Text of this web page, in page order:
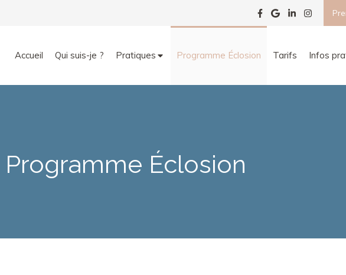
Accueil Qui suis-je ? Pratiques Programme Éclosion Tarifs Infos
Programme Éclosion